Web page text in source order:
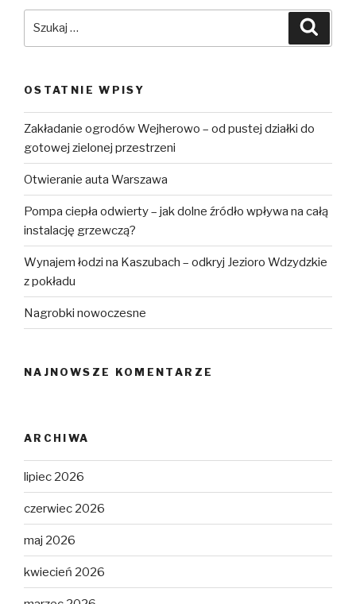
OSTATNIE WPISY
Zakładanie ogrodów Wejherowo – od pustej działki do
gotowej zielonej przestrzeni
Otwieranie auta Warszawa
Pompa ciepła odwierty – jak dolne źródło wpływa na całą
instalację grzewczą?
Wynajem łodzi na Kaszubach – odkryj Jezioro Wdzydzkie
z pokładu
Nagrobki nowoczesne
NAJNOWSZE KOMENTARZE
ARCHIWA
lipiec 2026
czerwiec 2026
maj 2026
kwiecień 2026